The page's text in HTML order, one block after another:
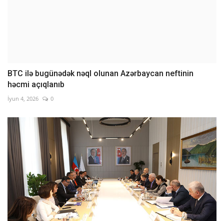
BTC ilə bugünədək nəql olunan Azərbaycan neftinin
həcmi açıqlanıb
İyun 4, 2026 0